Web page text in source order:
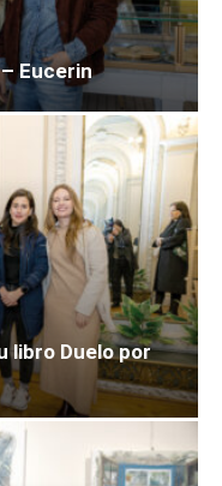
Eucerin
libro Duelo por